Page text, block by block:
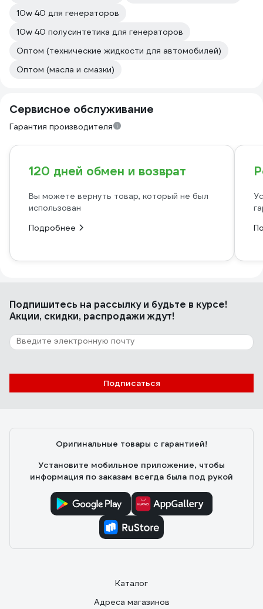
10w 40 для генераторов
10w 40 полусинтетика для генераторов
Оптом (технические жидкости для автомобилей)
Оптом (масла и смазки)
Сервисное обслуживание
Гарантия производителя
120 дней обмен и возврат
Вы можете вернуть товар, который не был
использован
Подробнее
Подпишитесь на рассылкуи будьте в курсе!
Акции, скидки, распродажи ждут!
Подписаться
Оригинальные товары с гарантией!
Установите мобильное приложение, чтобы
информация по заказам всегда была под рукой
Каталог
Адреса магазинов